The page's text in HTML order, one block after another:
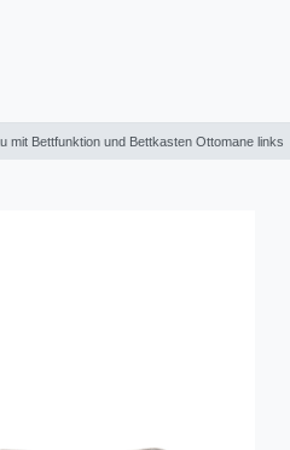
mit Bettfunktion und Bettkasten Ottomane links